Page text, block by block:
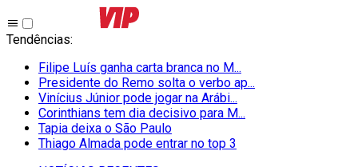
Tendências:
Filipe Luís ganha carta branca no M...
Presidente do Remo solta o verbo ap...
Vinícius Júnior pode jogar na Arábi...
Corinthians tem dia decisivo para M...
Tapia deixa o São Paulo
Thiago Almada pode entrar no top 3